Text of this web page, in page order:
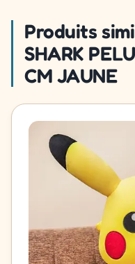
Produits
SHARK
CM JAUNE